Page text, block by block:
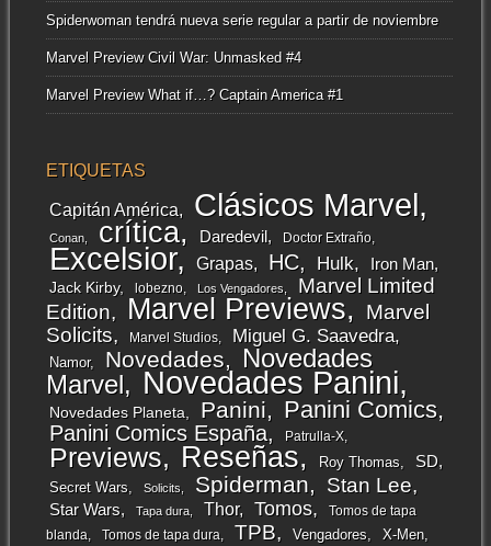
Spiderwoman tendrá nueva serie regular a partir de noviembre
Marvel Preview Civil War: Unmasked #4
Marvel Preview What if…? Captain America #1
ETIQUETAS
Capitán América Clásicos Marvel
Conan crítica Daredevil Doctor Extraño
Excelsior Grapas HC Hulk Iron Man
Jack Kirby lobezno Los Vengadores
Marvel Limited
Edition
Marvel Previews
Marvel
Solicits
Marvel Studios Miguel G. Saavedra
Namor Novedades
Novedades
Marvel
Novedades Panini
Novedades Planeta Panini Panini Comics
Panini Comics España Patrulla-X
Previews Reseñas Roy Thomas SD
Secret Wars Solicits Spiderman Stan Lee
Star Wars Tapa dura Thor Tomos
Tomos de tapa
blanda
Tomos de tapa dura TPB Vengadores X-Men